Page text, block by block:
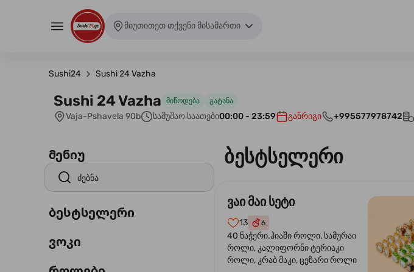
მიუთითეთ თქვენი მისამართი
Sushi24 Sushi 24 Vazha
Sushi 24 Vazha მიწოდება გატანა
Vaja-Pshavela 90b სამუშაო საათები00:00 - 23:59 განრიგი +995577978742
მენიუ
ბესტსელერი
ვოკი
ბესტსელერი
ვაი მაი სეტი
13 6
40 ნაჭერი.ჰიაში როლი, სამურაი
როლი, კალიფორნი ტერიაკი
როლი, კრაბ მაკი, ცეზარი როლი